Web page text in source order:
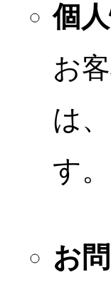
個
お
は
す。
お